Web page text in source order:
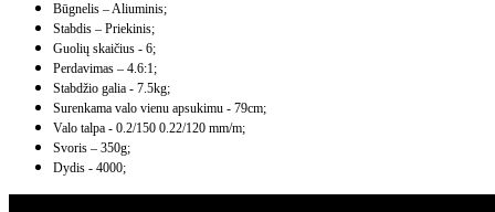
Būgnelis – Aliuminis;
Stabdis – Priekinis;
Guolių skaičius - 6;
Perdavimas – 4.6:1;
Stabdžio galia - 7.5kg;
Surenkama valo vienu apsukimu - 79cm;
Valo talpa - 0.2/150 0.22/120 mm/m;
Svoris – 350g;
Dydis - 4000;